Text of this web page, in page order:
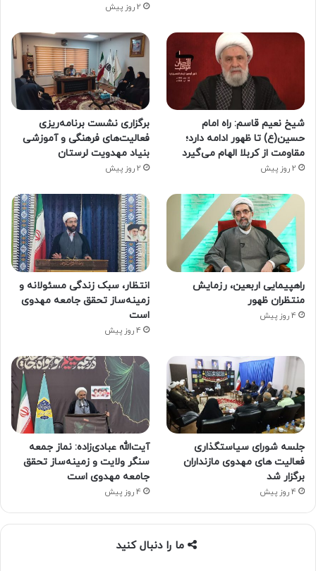
2 روز پیش
شیخ نعیم قاسم: راه امام
حسین(ع) تا ظهور ادامه دارد؛
مقاومت از کربلا الهام می‌گیرد
2 روز پیش
برگزاری نشست برنامه‌ریزی
فعالیت‌های فرهنگی و آموزشی
بنیاد مهدویت لرستان
2 روز پیش
راهپیمایی اربعین، رزمایش
منتظران ظهور
4 روز پیش
انتظار، سبک زندگی مسئولانه و
زمینه‌ساز تحقق جامعه مهدوی
است
4 روز پیش
جلسه شورای سیاستگذاری
فعالیت های مهدوی مازنداران
برگزار شد
4 روز پیش
آیت‌الله عبادی‌زاده: نماز جمعه
سنگر ولایت و زمینه‌ساز تحقق
جامعه مهدوی است
4 روز پیش
ما را دنبال کنید